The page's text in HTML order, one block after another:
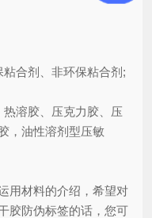
合剂、非环保粘合剂;
溶胶、压克力胶、压
，油性溶剂型压敏
材料的介绍，希望对
胶防伪标签的话，您可